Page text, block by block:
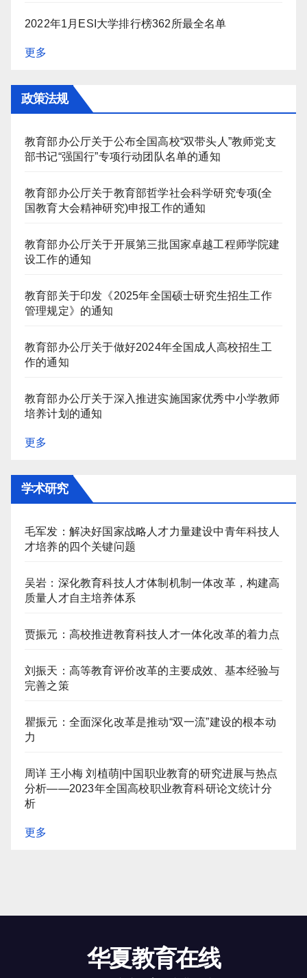
2022年1月ESI大学排行榜362所最全名单
更多
政策法规
教育部办公厅关于公布全国高校“双带头人”教师党支
部书记“强国行”专项行动团队名单的通知
教育部办公厅关于教育部哲学社会科学研究专项(全
国教育大会精神研究)申报工作的通知
教育部办公厅关于开展第三批国家卓越工程师学院建
设工作的通知
教育部关于印发《2025年全国硕士研究生招生工作
管理规定》的通知
教育部办公厅关于做好2024年全国成人高校招生工
作的通知
教育部办公厅关于深入推进实施国家优秀中小学教师
培养计划的通知
更多
学术研究
毛军发：解决好国家战略人才力量建设中青年科技人
才培养的四个关键问题
吴岩：深化教育科技人才体制机制一体改革，构建高
质量人才自主培养体系
贾振元：高校推进教育科技人才一体化改革的着力点
刘振天：高等教育评价改革的主要成效、基本经验与
完善之策
瞿振元：全面深化改革是推动“双一流”建设的根本动
力
周详 王小梅 刘植萌|中国职业教育的研究进展与热点
分析——2023年全国高校职业教育科研论文统计分
析
更多
华夏教育在线